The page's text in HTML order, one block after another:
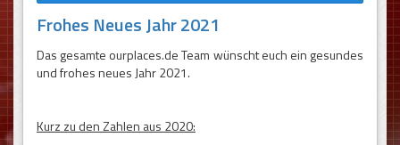
Frohes Neues Jahr 2021
Das gesamte ourplaces.de Team wünscht euch ein gesundes
und frohes neues Jahr 2021.
Kurz zu den Zahlen aus 2020: